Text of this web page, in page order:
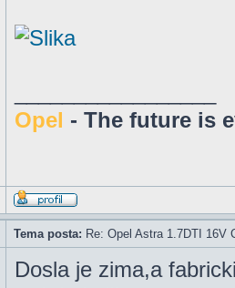
Opel - The future is
Tema posta: Re: Opel Astra 1.7DTI 16V
Dosla je zima,a